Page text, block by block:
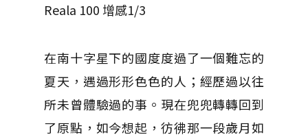
Reala 100 增感1/3
在南十字星下的國度度過了一個難忘的
夏天，遇過形形色色的人；經歷過以往
所未曾體驗過的事。現在兜兜轉轉回到
了原點，如今想起，彷彿那一段歲月如